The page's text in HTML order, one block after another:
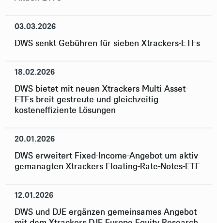
03.03.2026
DWS senkt Gebühren für sieben Xtrackers-ETFs
18.02.2026
DWS bietet mit neuen Xtrackers-Multi-Asset-
ETFs breit gestreute und gleichzeitig
kosteneffiziente Lösungen
20.01.2026
DWS erweitert Fixed-Income-Angebot um aktiv
gemanagten Xtrackers Floating-Rate-Notes-ETF
12.01.2026
DWS und DJE ergänzen gemeinsames Angebot